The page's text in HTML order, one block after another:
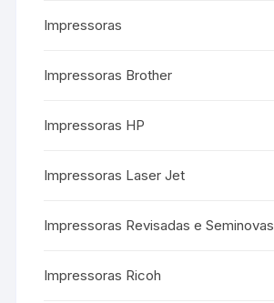
Impressoras
Impressoras Brother
Impressoras HP
Impressoras Laser Jet
Impressoras Revisadas e Seminovas
Impressoras Ricoh